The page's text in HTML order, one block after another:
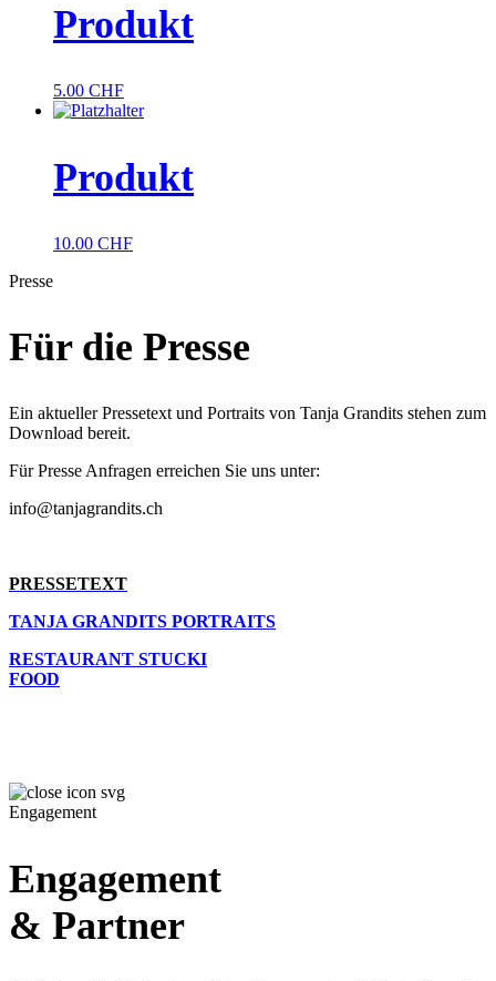
Produkt
5.00 CHF
Produkt
10.00 CHF
Presse
Für die Presse
Ein aktueller Pressetext und Portraits von Tanja Grandits stehen zum
Download bereit.
Für Presse Anfragen erreichen Sie uns unter:
info@tanjagrandits.ch
PRESSETEXT
TANJA GRANDITS PORTRAITS
RESTAURANT STUCKI
FOOD
Engagement
Engagement
& Partner